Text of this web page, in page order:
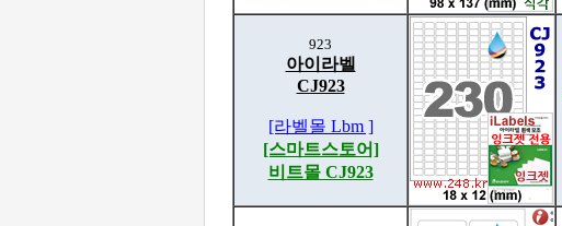
923
아이라벨
CJ923
[라벨몰 Lbm ]
[스마트스토어]
비트몰 CJ923